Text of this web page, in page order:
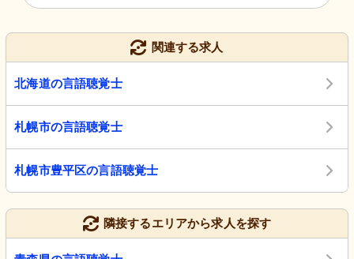
関連する求人
北海道の言語聴覚士
札幌市の言語聴覚士
札幌市豊平区の言語聴覚士
隣接するエリアから求人を探す